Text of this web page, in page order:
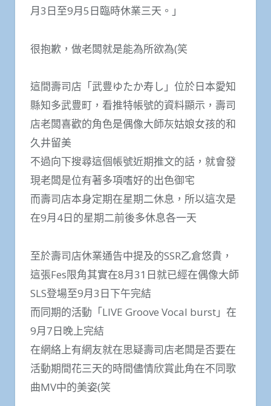
月3日至9月5日臨時休業三天。」
很抱歉，做老闆就是能為所欲為(笑
這間壽司店「武豊ゆたか寿し」位於日本愛知
縣知多武豊町，看推特帳號的資料顯示，壽司
店老闆喜歡的角色是偶像大師灰姑娘女孩的和
久井留美
不過向下搜尋這個帳號近期推文的話，就會發
現老闆是位有著多項嗜好的出色御宅
而壽司店本身定期在星期二休息，所以這次是
在9月4日的星期二前後多休息各一天
至於壽司店休業通告中提及的SSR乙倉悠貴，
這張Fes限角其實在8月31日就已經在偶像大師
SLS登場至9月3日下午完結
而同期的活動「LIVE Groove Vocal burst」在
9月7日晚上完結
在網絡上有網友就在思疑壽司店老闆是否要在
活動期間花三天的時間儘情欣賞此角在不同歌
曲MV中的美姿(笑